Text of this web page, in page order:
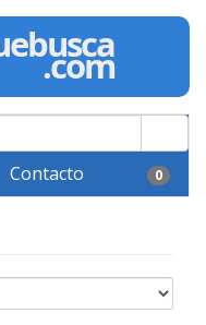
Contacto 0